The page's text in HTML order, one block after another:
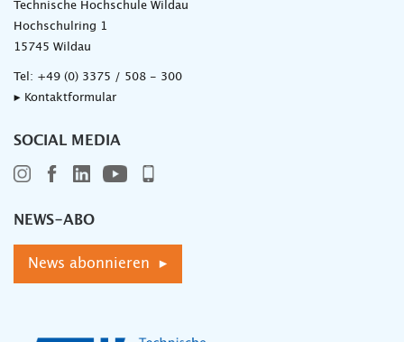
Technische Hochschule Wildau
Hochschulring 1
15745 Wildau
Tel: +49 (0) 3375 / 508 - 300
▸ Kontaktformular
SOCIAL MEDIA
NEWS-ABO
News abonnieren ▸